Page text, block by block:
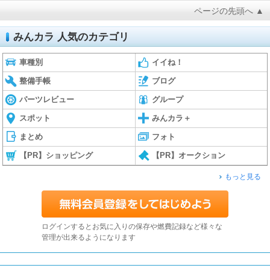
ページの先頭へ ▲
みんカラ 人気のカテゴリ
車種別 イイね！
整備手帳 ブログ
パーツレビュー グループ
スポット みんカラ＋
まとめ フォト
【PR】ショッピング 【PR】オークション
もっと見る
ログインするとお気に入りの保存や燃費記録など様々な
管理が出来るようになります